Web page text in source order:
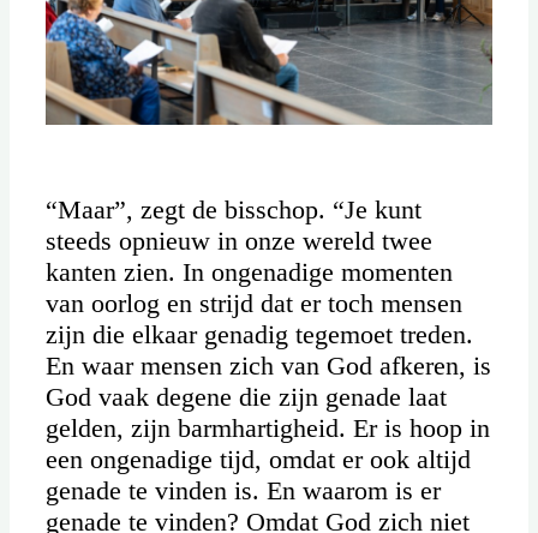
“Maar”, zegt de bisschop. “Je kunt
steeds opnieuw in onze wereld twee
kanten zien. In ongenadige momenten
van oorlog en strijd dat er toch mensen
zijn die elkaar genadig tegemoet treden.
En waar mensen zich van God afkeren, is
God vaak degene die zijn genade laat
gelden, zijn barmhartigheid. Er is hoop in
een ongenadige tijd, omdat er ook altijd
genade te vinden is. En waarom is er
genade te vinden? Omdat God zich niet